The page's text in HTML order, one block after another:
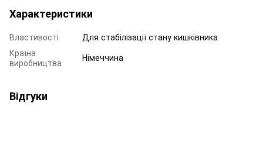
Характеристики
Властивості
Для стабілізації стану кишківника
Країна
виробництва
Німеччина
Відгуки